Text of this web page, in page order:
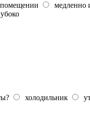
помещении
медленно
холодильник